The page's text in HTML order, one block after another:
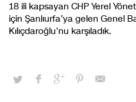
18 ili kapsayan CHP Yerel
için Şanlıurfa’ya gelen Genel
Kılıçdaroğlu’nu karşıladık.